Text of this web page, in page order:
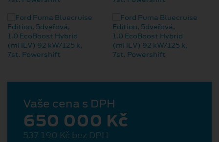
Vaše cena s DPH
650 000 Kč
537 190 Kč bez DPH